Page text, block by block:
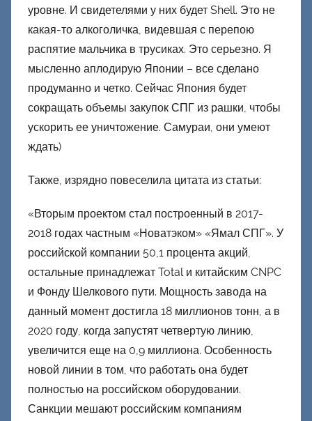
уровне. И свидетелями у них будет Shell. Это не
какая-то алкоголичка, видевшая с перепою
распятие мальчика в трусиках. Это серьезно. Я
мысленно аплодирую Японии – все сделано
продуманно и четко. Сейчас Япония будет
сокращать объемы закупок СПГ из рашки, чтобы
ускорить ее уничтожение. Самураи, они умеют
ждать)
Также, изрядно повеселила цитата из статьи:
«Вторым проектом стал построенный в 2017-
2018 годах частным «Новатэком» «Ямал СПГ». У
российской компании 50,1 процента акций,
остальные принадлежат Total и китайским CNPC
и Фонду Шелкового пути. Мощность завода на
данный момент достигла 18 миллионов тонн, а в
2020 году, когда запустят четвертую линию,
увеличится еще на 0,9 миллиона. Особенность
новой линии в том, что работать она будет
полностью на российском оборудовании.
Санкции мешают российским компаниям